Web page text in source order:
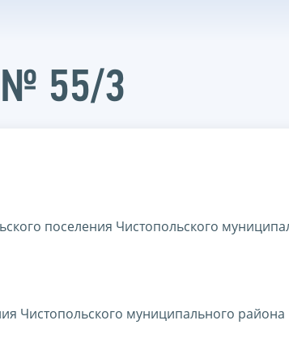
№ 55/3
поселения Чистопольского
Чистопольского муниципального района